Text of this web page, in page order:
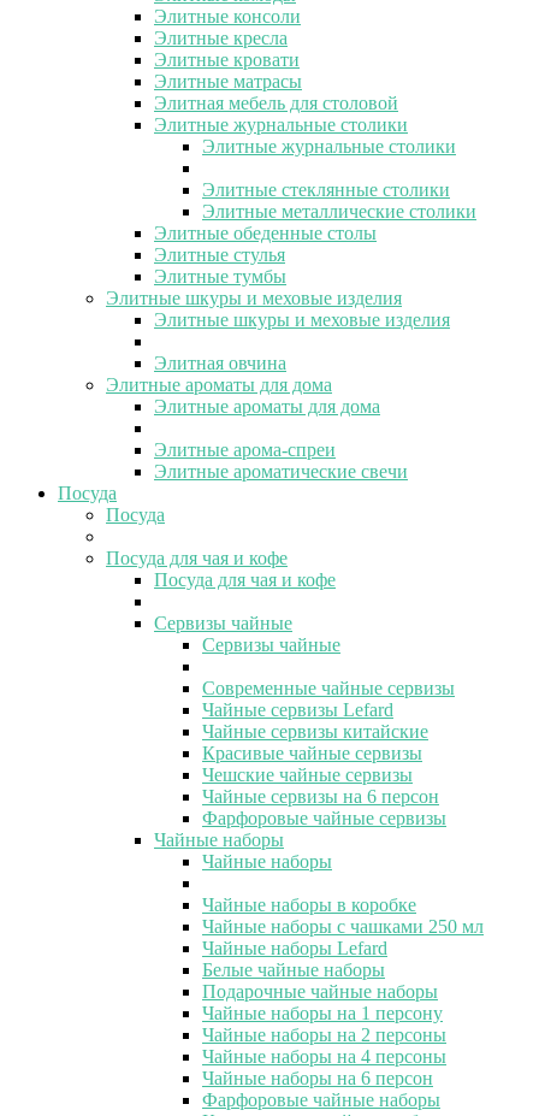
Элитные консоли
Элитные кресла
Элитные кровати
Элитные матрасы
Элитная мебель для столовой
Элитные журнальные столики
Элитные журнальные столики
Элитные стеклянные столики
Элитные металлические столики
Элитные обеденные столы
Элитные стулья
Элитные тумбы
Элитные шкуры и меховые изделия
Элитные шкуры и меховые изделия
Элитная овчина
Элитные ароматы для дома
Элитные ароматы для дома
Элитные арома-спреи
Элитные ароматические свечи
Посуда
Посуда
Посуда для чая и кофе
Посуда для чая и кофе
Сервизы чайные
Сервизы чайные
Современные чайные сервизы
Чайные сервизы Lefard
Чайные сервизы китайские
Красивые чайные сервизы
Чешские чайные сервизы
Чайные сервизы на 6 персон
Фарфоровые чайные сервизы
Чайные наборы
Чайные наборы
Чайные наборы в коробке
Чайные наборы с чашками 250 мл
Чайные наборы Lefard
Белые чайные наборы
Подарочные чайные наборы
Чайные наборы на 1 персону
Чайные наборы на 2 персоны
Чайные наборы на 4 персоны
Чайные наборы на 6 персон
Фарфоровые чайные наборы